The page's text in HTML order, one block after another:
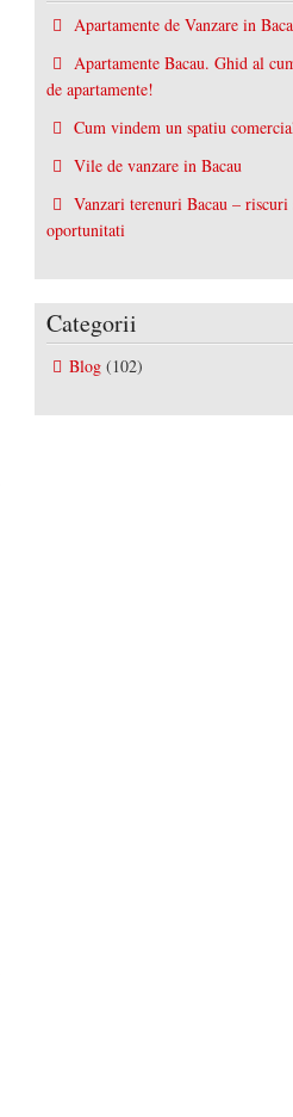
Apartamente de Vanzare in
Apartamente Bacau. Ghid al
de apartamente!
Cum vindem un spatiu
Vile de vanzare in Bacau
Vanzari terenuri Bacau – riscuri
oportunitati
Categorii
Blog (102)